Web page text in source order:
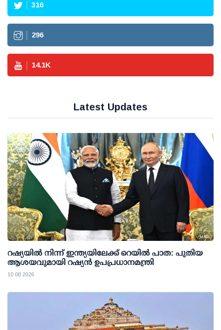
316
296
14.1K
Latest Updates
റഷ്യയില്‍ നിന്ന് ഇന്ത്യയിലേക്ക് റെയില്‍ പാത: പുതിയ
ആശയവുമായി റഷ്യന്‍ ഉപപ്രധാനമന്ത്രി
10 08 2026